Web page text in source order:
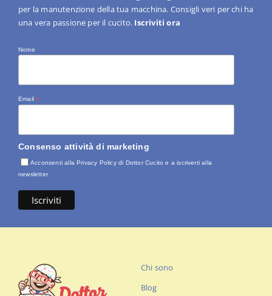
per la manutenzione della tua macchina. Consigli veri per chi ha
una vera passione per il cucito. Iscriviti ora
Nome
Email*
Consenso attività di marketing
Acconsenti alla Privacy Policy di Dottor Cucito e a iscriverti alla
newsletter
Chi sono
Blog